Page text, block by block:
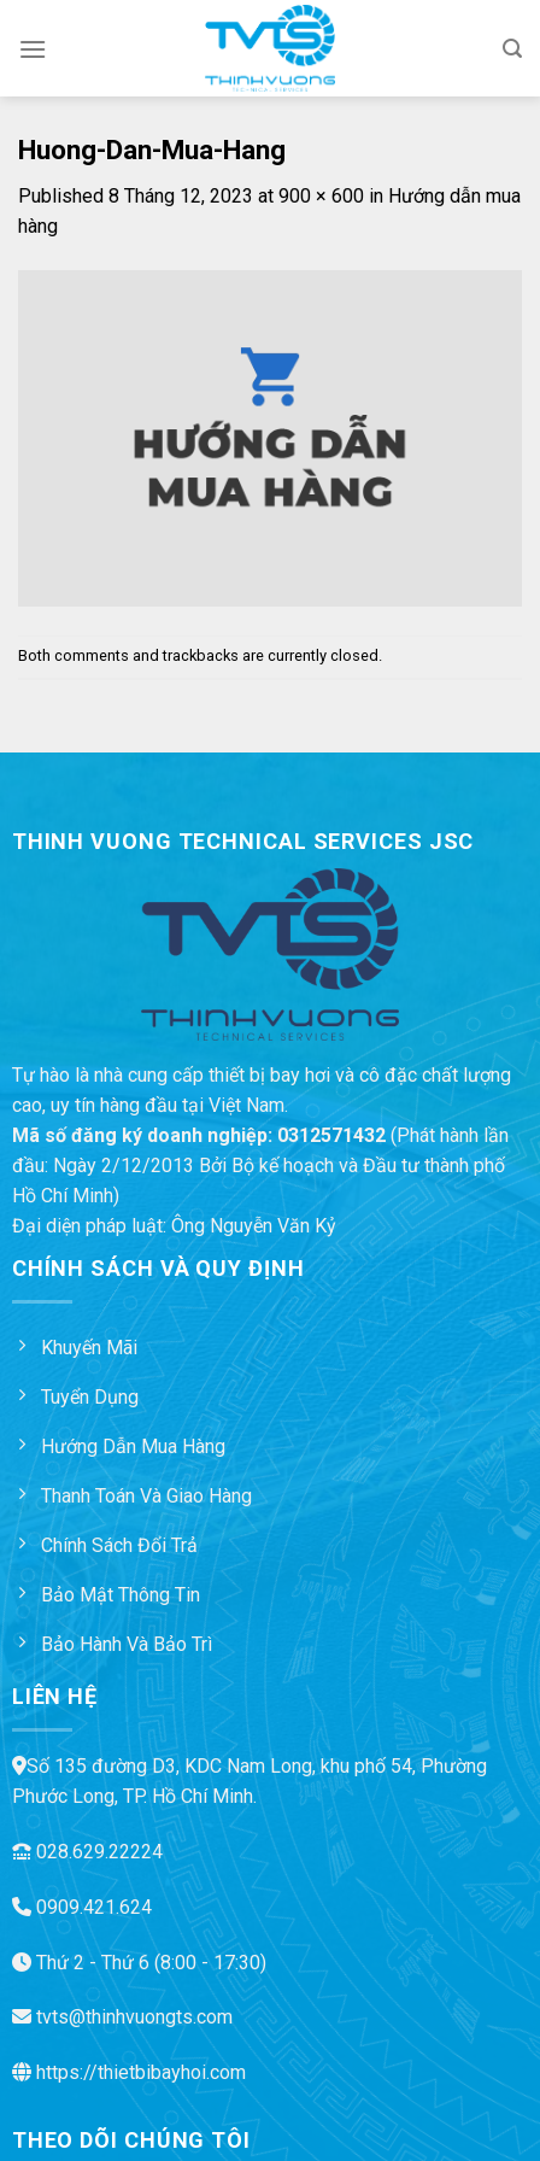
Huong-Dan-Mua-Hang
Published 8 Tháng 12, 2023 at 900 × 600 in Hướng dẫn mua
hàng
Both comments and trackbacks are currently closed.
THINH VUONG TECHNICAL SERVICES JSC
Tự hào là nhà cung cấp thiết bị bay hơi và cô đặc chất lượng
cao, uy tín hàng đầu tại Việt Nam.
Mã số đăng ký doanh nghiệp: 0312571432(Phát hành lần
đầu: Ngày 2/12/2013 Bởi Bộ kế hoạch và Đầu tư thành phố
Hồ Chí Minh)
Đại diện pháp luật: Ông Nguyễn Văn Kỷ
CHÍNH SÁCH VÀ QUY ĐỊNH
Khuyến Mãi
Tuyển Dụng
Hướng Dẫn Mua Hàng
Thanh Toán Và Giao Hàng
Chính Sách Đổi Trả
Bảo Mật Thông Tin
Bảo Hành Và Bảo Trì
LIÊN HỆ
Số 135 đường D3, KDC Nam Long, khu phố 54, Phường
Phước Long, TP. Hồ Chí Minh.
028.629.22224
0909.421.624
Thứ 2 - Thứ 6 (8:00 - 17:30)
tvts@thinhvuongts.com
https://thietbibayhoi.com
THEO DÕI CHÚNG TÔI